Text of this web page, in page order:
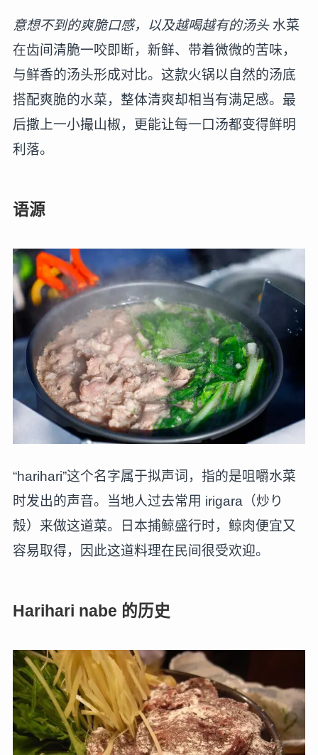
意想不到的爽脆口感，以及越喝越有的汤头水菜
在齿间清脆一咬即断，新鲜、带着微微的苦味，
与鲜香的汤头形成对比。这款火锅以自然的汤底
搭配爽脆的水菜，整体清爽却相当有满足感。最
后撒上一小撮山椒，更能让每一口汤都变得鲜明
利落。
语源
“harihari”这个名字属于拟声词，指的是咀嚼水菜
时发出的声音。当地人过去常用 irigara（炒り
殻）来做这道菜。日本捕鲸盛行时，鲸肉便宜又
容易取得，因此这道料理在民间很受欢迎。
Harihari nabe 的历史